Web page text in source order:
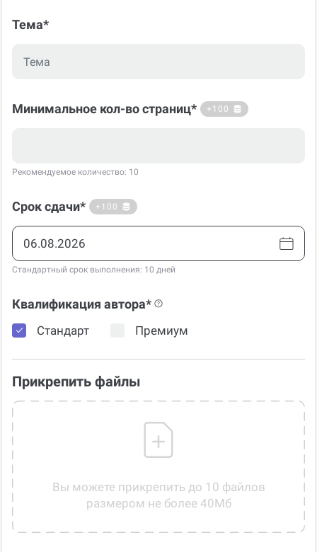
Тема*
Минимальное кол-во страниц* +100
Рекомендуемое количество: 10
Срок сдачи* +100
Стандартный срок выполнения: 10 дней
Квалификация автора*
Стандарт Премиум
Прикрепить файлы
Вы можете прикрепить до 10 файлов
размером не более 40Мб